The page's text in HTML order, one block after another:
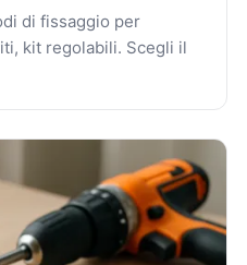
di fissaggio per
kit regolabili. Scegli il